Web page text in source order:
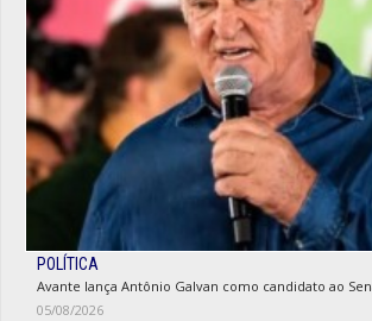
POLÍTICA
Avante lança Antônio Galvan como candidato ao
05/08/2026